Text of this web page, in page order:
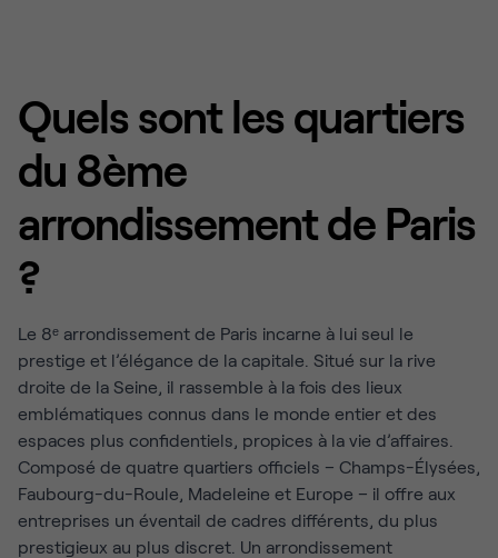
Quels sont les quartiers
du 8ème
arrondissement de Paris
?
Le 8ᵉ arrondissement de Paris incarne à lui seul le
prestige et l’élégance de la capitale. Situé sur la rive
droite de la Seine, il rassemble à la fois des lieux
emblématiques connus dans le monde entier et des
espaces plus confidentiels, propices à la vie d’affaires.
Composé de quatre quartiers officiels – Champs-Élysées,
Faubourg-du-Roule, Madeleine et Europe – il offre aux
entreprises un éventail de cadres différents, du plus
prestigieux au plus discret. Un arrondissement